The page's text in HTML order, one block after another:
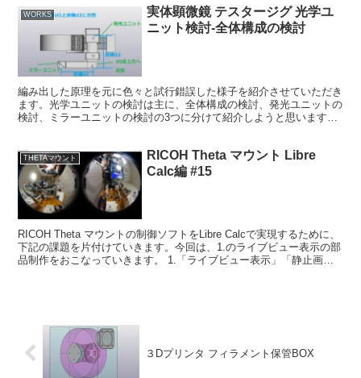
WORKS
実体顕微鏡 テスタージグ 光学ユ
ニット検討-全体構成の検討
編み出した原理を元に色々と試行錯誤した様子を紹介させていただき
ます。光学ユニットの検討は主に、全体構成の検討、発光ユニットの
検討、ミラーユニットの検討の3つに分けて紹介しようと思います。
THETAマウント
RICOH Theta マウント Libre
Calc編 #15
RICOH Theta マウントの制御ソフトをLibre Calcで実現するために、
下記の課題を片付けていきます。今回は、1.のライブビュー表示の部
品制作をおこなっていきます。 1.「ライブビュー表示」「静止画撮
３Dプリンタ フィラメント保管BOX